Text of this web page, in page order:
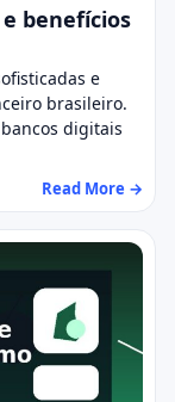
benefícios
e
brasileiro.
digitais
Read More →